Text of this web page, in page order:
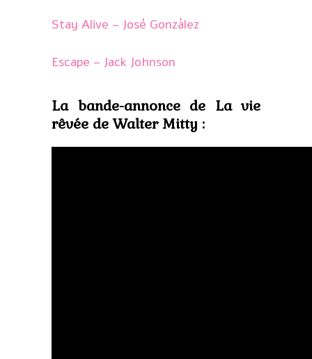
Stay Alive – José Gonzàlez
Escape – Jack Johnson
La bande-annonce de La vie
rêvée de Walter Mitty :